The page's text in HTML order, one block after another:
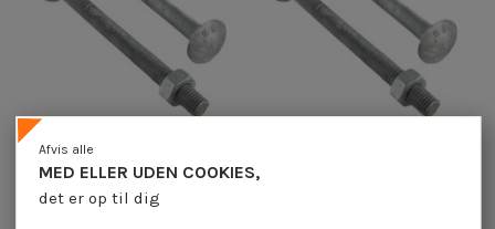
Bolt med møtrik Vognbolt
M12X240 Gevind 100 Klasse 6.8
MED ELLER UDEN COOKIES,
det er op til dig
Afvis alle